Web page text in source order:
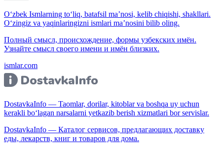
O‘zbek Ismlarning to‘liq, batafsil ma’nosi, kelib chiqishi, shakllari.
O‘zingiz va yaqinlaringizni ismlari ma’nosini bilib oling.
Полный смысл, происхождение, формы узбекских имён.
Узнайте смысл своего имени и имён близких.
ismlar.com
DostavkaInfo — Taomlar, dorilar, kitoblar va boshqa uy uchun
kerakli bo‘lagan narsalarni yetkazib berish xizmatlari bor servislar.
DostavkaInfo — Каталог сервисов, предлагающих доставку
еды, лекарств, книг и товаров для дома.